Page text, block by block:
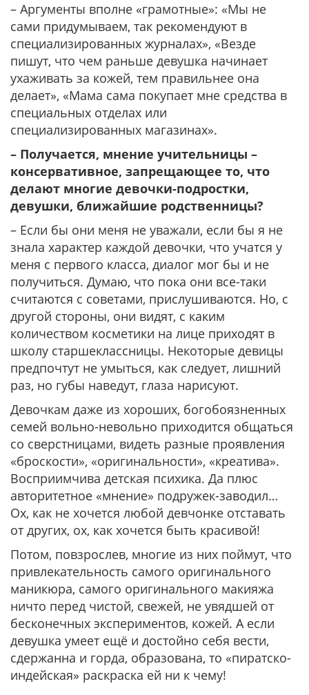
– Аргументы вполне «грамотные»: «Мы не
сами придумываем, так рекомендуют в
специализированных журналах», «Везде
пишут, что чем раньше девушка начинает
ухаживать за кожей, тем правильнее она
делает», «Мама сама покупает мне средства в
специальных отделах или
специализированных магазинах».
– Получается, мнение учительницы –
консервативное, запрещающее то, что
делают многие девочки-подростки,
девушки, ближайшие родственницы?
– Если бы они меня не уважали, если бы я не
знала характер каждой девочки, что учатся у
меня с первого класса, диалог мог бы и не
получиться. Думаю, что пока они все-таки
считаются с советами, прислушиваются. Но, с
другой стороны, они видят, с каким
количеством косметики на лице приходят в
школу старшеклассницы. Некоторые девицы
предпочтут не умыться, как следует, лишний
раз, но губы наведут, глаза нарисуют.
Девочкам даже из хороших, богобоязненных
семей вольно-невольно приходится общаться
со сверстницами, видеть разные проявления
«броскости», «оригинальности», «креатива».
Восприимчива детская психика. Да плюс
авторитетное «мнение» подружек-заводил…
Ох, как не хочется любой девчонке отставать
от других, ох, как хочется быть красивой!
Потом, повзрослев, многие из них поймут, что
привлекательность самого оригинального
маникюра, самого оригинального макияжа
ничто перед чистой, свежей, не увядшей от
бесконечных экспериментов, кожей. А если
девушка умеет ещё и достойно себя вести,
сдержанна и горда, образована, то «пиратско-
индейская» раскраска ей ни к чему!